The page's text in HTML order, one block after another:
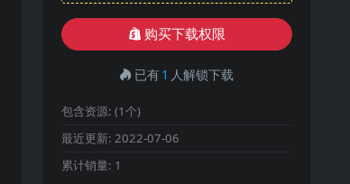
购买下载权限
已有1 人解锁下载
包含资源: (1个)
最近更新: 2022-07-06
累计销量: 1